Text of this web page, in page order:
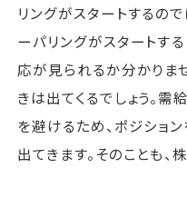
リングがスタートするの
ーパリングがスタートす
応が見られるか分かりま
きは出てくるでしょう。
を避けるため、ポジショ
出てきます。そのことも、